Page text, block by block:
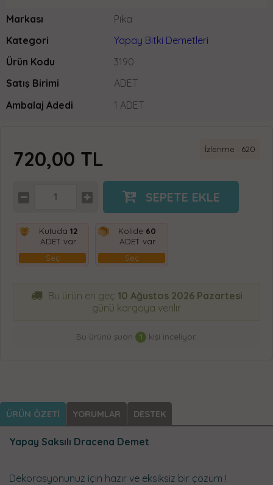
Markası
Pika
Kategori
Yapay Bitki Demetleri
Ürün Kodu
3190
Satış Birimi
ADET
Ambalaj Adedi
1 ADET
İzlenme : 620
720,00 TL
SEPETE EKLE
Kutuda 12
ADET var
Seç
Kolide 60
ADET var
Seç
Bu ürün en geç 10 Ağustos 2026 Pazartesi
günü kargoya verilir
Bu ürünü şuan 1 kişi inceliyor.
ÜRÜN ÖZETİ YORUMLAR DESTEK
Yapay Saksılı Dracena Demet
Dekorasyonunuz için hazır ve eksiksiz bir çözüm !